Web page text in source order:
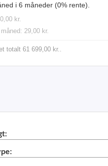
i 6 måneder (0% rente).
kr.
29,00 kr.
totalt 61 699,00 kr..